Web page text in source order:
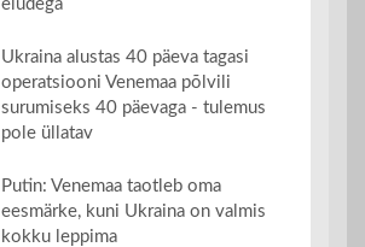
eludega
Ukraina alustas 40 päeva tagasi
operatsiooni Venemaa põlvili
surumiseks 40 päevaga - tulemus
pole üllatav
Putin: Venemaa taotleb oma
eesmärke, kuni Ukraina on valmis
kokku leppima